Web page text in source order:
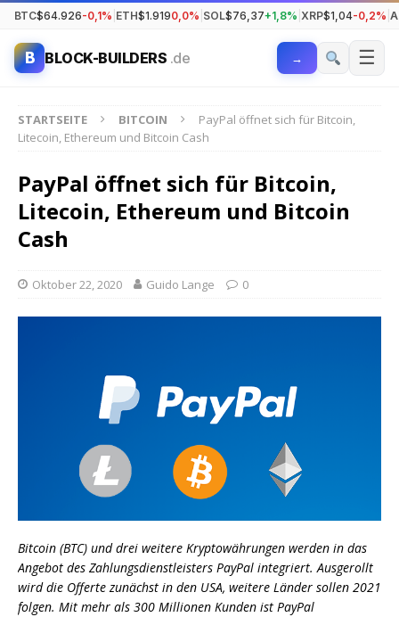
BTC$64.926-0,1% ETH$1.9190,0% SOL$76,37+1,8% XRP$1,04-0,2%
B BLOCK-BUILDERS .de → ☰
STARTSEITE BITCOIN
PayPal öffnet sich für Bitcoin,
Litecoin, Ethereum und Bitcoin Cash
PayPal öffnet sich für Bitcoin,
Litecoin, Ethereum und Bitcoin
Cash
Oktober 22, 2020 Guido Lange 0
Bitcoin (BTC) und drei weitere Kryptowährungen werden in das
Angebot des Zahlungsdienstleisters PayPal integriert. Ausgerollt
wird die Offerte zunächst in den USA, weitere Länder sollen 2021
folgen. Mit mehr als 300 Millionen Kunden ist PayPal